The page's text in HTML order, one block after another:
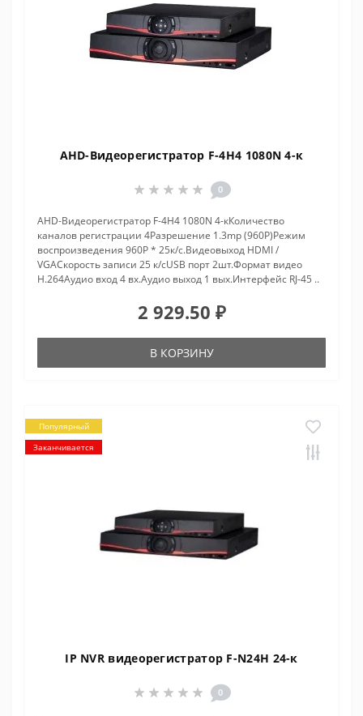
AHD-Видеорегистратор F-4H4 1080N 4-к
0
AHD-Видеорегистратор F-4H4 1080N 4-кКоличество
каналов регистрации 4Разрешение 1.3mp (960P)Режим
воспроизведения 960P * 25к/с.Видеовыход HDMI /
VGAСкорость записи 25 к/сUSB порт 2шт.Формат видео
H.264Аудио вход 4 вх.Аудио выход 1 вых.Интерфейс RJ-45 ..
2 929.50 ₽
В КОРЗИНУ
Популярный
Заканчивается
IP NVR видеорегистратор F-N24H 24-к
0